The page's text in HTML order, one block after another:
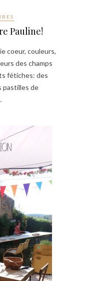
Pauline!
coeur, couleurs,
des champs
fétiches: des
pastilles de